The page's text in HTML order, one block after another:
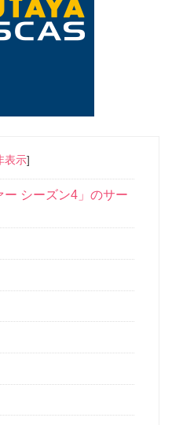
表示]
ー シーズン4」のサー